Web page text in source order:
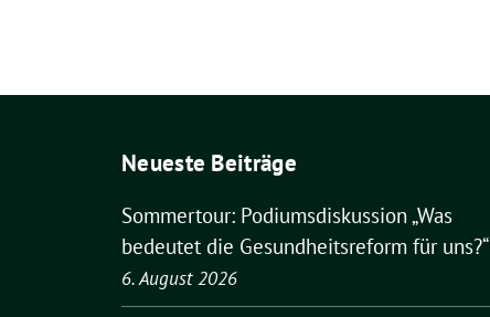
Neueste Beiträge
Sommertour: Podiumsdiskussion „Was
bedeutet die Gesundheitsreform für uns?“
6. August 2026